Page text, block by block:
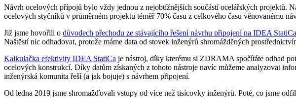
Návrh ocelových přípojů bylo vždy jednou z nejobtížnějších součástí ocelářských projektů.
ocelových styčníků v průměrném projektu téměř 70% času z celkového času věnovanému
Již jsme hovořili o důvodech přechodu ze stávajícího řešení návrhu připojení na IDEA StatiCa
Naštěstí nic odhadovat, protože máme data od stovek inženýrů shromážděných
Kalkulačka efektivity IDEA StatiCa je nástroj, díky kterému si ZDRAMA spočítáte odhad
ocelových konstrukcí. Díky datům získaných z tohoto nástroje navíc můžeme analyzovat
inženýrská komunita řeší (a jak bojuje) s návrhem připojení.
Od ledna 2019 jsme shromažďovali vstupy od více než tisícovky inženýrů. Poté, co jsme